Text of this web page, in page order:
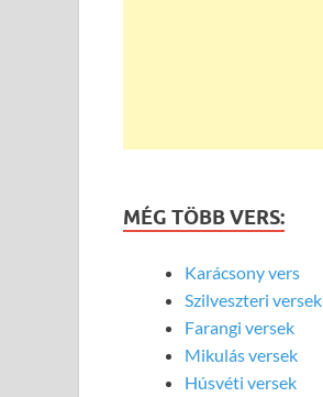
MÉG TÖBB VERS:
Karácsony vers
Szilveszteri versek
Farangi versek
Mikulás versek
Húsvéti versek